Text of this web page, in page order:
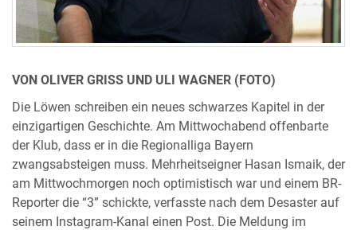
VON OLIVER GRISS UND ULI WAGNER (FOTO)
Die Löwen schreiben ein neues schwarzes Kapitel in der
einzigartigen Geschichte. Am Mittwochabend offenbarte
der Klub, dass er in die Regionalliga Bayern
zwangsabsteigen muss. Mehrheitseigner Hasan Ismaik, der
am Mittwochmorgen noch optimistisch war und einem BR-
Reporter die “3” schickte, verfasste nach dem Desaster auf
seinem Instagram-Kanal einen Post. Die Meldung im